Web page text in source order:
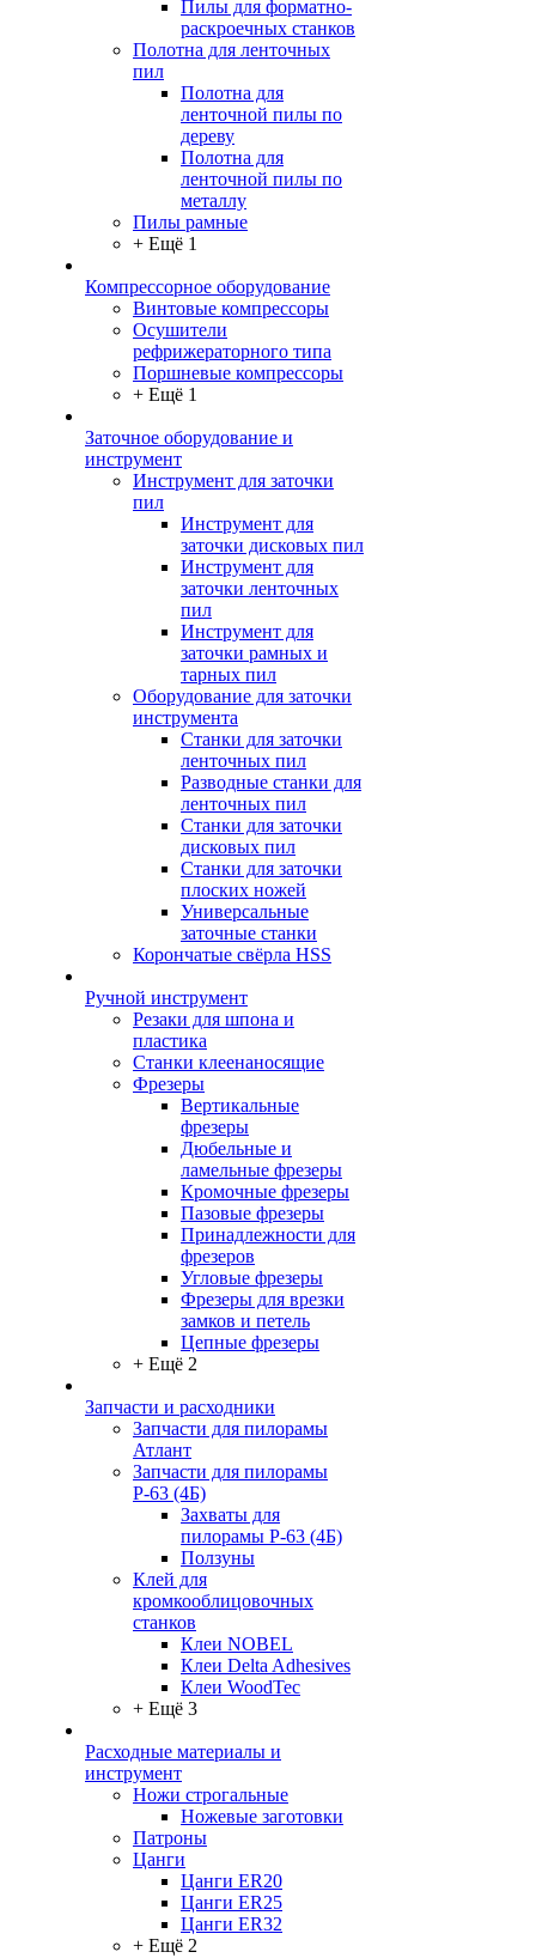
Пилы для форматно-
раскроечных станков
Полотна для ленточных
пил
Полотна для
ленточной пилы по
дереву
Полотна для
ленточной пилы по
металлу
Пилы рамные
+ Ещё 1
Компрессорное оборудование
Винтовые компрессоры
Осушители
рефрижераторного типа
Поршневые компрессоры
+ Ещё 1
Заточное оборудование и
инструмент
Инструмент для заточки
пил
Инструмент для
заточки дисковых пил
Инструмент для
заточки ленточных
пил
Инструмент для
заточки рамных и
тарных пил
Оборудование для заточки
инструмента
Станки для заточки
ленточных пил
Разводные станки для
ленточных пил
Станки для заточки
дисковых пил
Станки для заточки
плоских ножей
Универсальные
заточные станки
Корончатые свёрла HSS
Ручной инструмент
Резаки для шпона и
пластика
Станки клеенаносящие
Фрезеры
Вертикальные
фрезеры
Дюбельные и
ламельные фрезеры
Кромочные фрезеры
Пазовые фрезеры
Принадлежности для
фрезеров
Угловые фрезеры
Фрезеры для врезки
замков и петель
Цепные фрезеры
+ Ещё 2
Запчасти и расходники
Запчасти для пилорамы
Атлант
Запчасти для пилорамы
Р-63 (4Б)
Захваты для
пилорамы Р-63 (4Б)
Ползуны
Клей для
кромкооблицовочных
станков
Клеи NOBEL
Клеи Delta Adhesives
Клеи WoodTec
+ Ещё 3
Расходные материалы и
инструмент
Ножи строгальные
Ножевые заготовки
Патроны
Цанги
Цанги ER20
Цанги ER25
Цанги ER32
+ Ещё 2